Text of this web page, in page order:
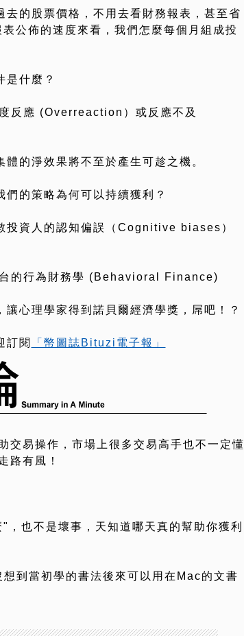
去的股票價格，不用去看財務報表，甚至省
公佈的速度來看，我們怎麼每個月組成投
是什麼？
反應 (Overreaction）或反應不及
的淨效果將不至於產生可趁之機。
的策略為何可以持續獲利？
投資人的認知偏誤（Cognitive biases）
的行為財務學 (Behavioral Finance)
心理學家得到諾貝爾經濟學獎，屌吧！？
訂閱 「幣圖誌Bituzi電子報」
交易操作，市場上很多交易高手也不一定懂
路有風！
也不是壞事，天知道哪天真的幫助你獲利
到當初學的書法後來可以用在Mac的文書